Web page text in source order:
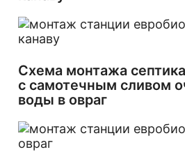
Схема монтажа
с самотечным сливом
воды в овраг